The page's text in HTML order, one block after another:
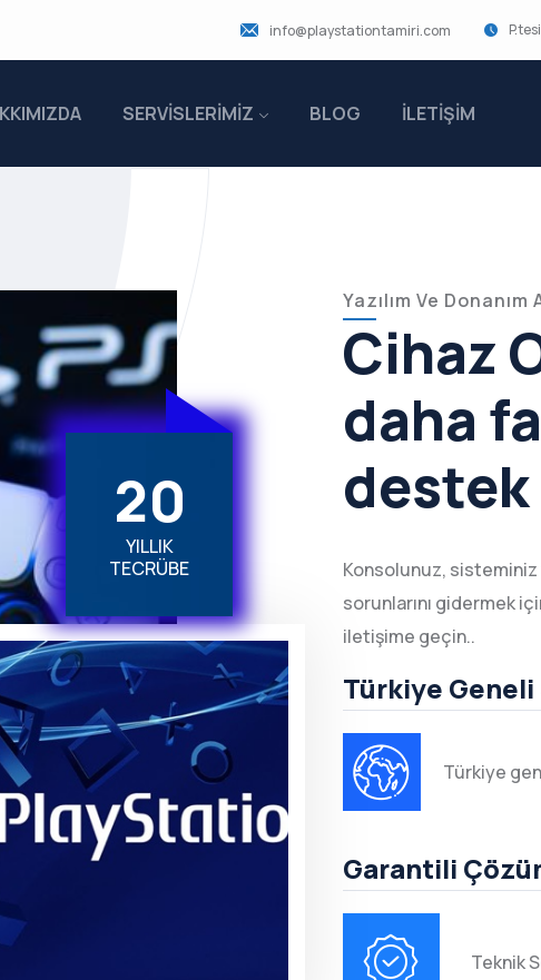
info@playstationtamiri.com
SERVİSLERİMİZ BLOG İLETİŞİM
20
YILLIK
TECRÜBE
Yazılım Ve Donanım
Cihaz
daha
destek
Konsolunuz, sisteminiz
sorunlarını gidermek
iletişime geçin..
Türkiye
Türkiye
Garantili
Teknik